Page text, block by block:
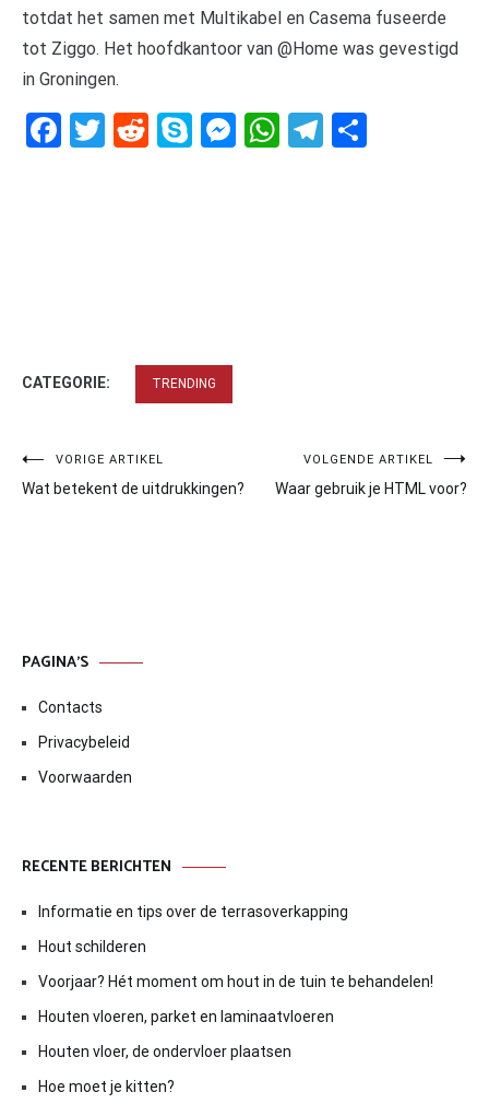
totdat het samen met Multikabel en Casema fuseerde
tot Ziggo. Het hoofdkantoor van @Home was gevestigd
in Groningen.
Facebook
Twitter
RedditSkypeMessenger
WhatsApp
Telegram
CATEGORIE: TRENDING
Bericht
navigatie
VORIGE ARTIKEL
Wat betekent de uitdrukkingen?
VOLGENDE ARTIKEL
Waar gebruik je HTML voor?
PAGINA’S
Contacts
Privacybeleid
Voorwaarden
RECENTE BERICHTEN
Informatie en tips over de terrasoverkapping
Hout schilderen
Voorjaar? Hét moment om hout in de tuin te behandelen!
Houten vloeren, parket en laminaatvloeren
Houten vloer, de ondervloer plaatsen
Hoe moet je kitten?